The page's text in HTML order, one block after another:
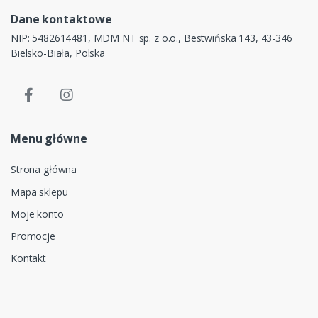
Dane kontaktowe
NIP: 5482614481, MDM NT sp. z o.o., Bestwińska 143, 43-346
Bielsko-Biała, Polska
Menu główne
Strona główna
Mapa sklepu
Moje konto
Promocje
Kontakt